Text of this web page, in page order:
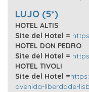
LUJO (5*)
HOTEL ALTIS
Site del Hotel =
HOTEL DON PEDRO
Site del Hotel =
HOTEL TIVOLI
Site del Hotel =
avenida-liberdade-